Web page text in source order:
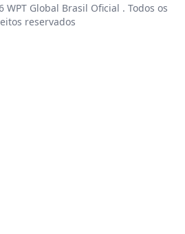
WPT Global Brasil Oficial . Todos os
reservados